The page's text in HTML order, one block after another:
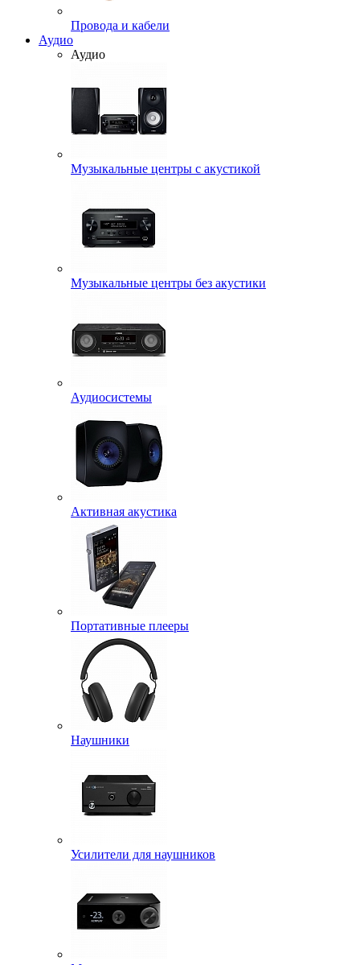
Провода и кабели
Аудио
Аудио
Музыкальные центры с акустикой
Музыкальные центры без акустики
Аудиосистемы
Активная акустика
Портативные плееры
Наушники
Усилители для наушников